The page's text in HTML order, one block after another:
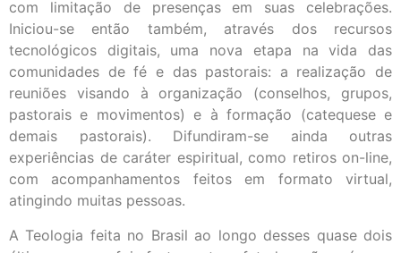
com limitação de presenças em suas celebrações.
Iniciou-se então também, através dos recursos
tecnológicos digitais, uma nova etapa na vida das
comunidades de fé e das pastorais: a realização de
reuniões visando à organização (conselhos, grupos,
pastorais e movimentos) e à formação (catequese e
demais pastorais). Difundiram-se ainda outras
experiências de caráter espiritual, como retiros on-line,
com acompanhamentos feitos em formato virtual,
atingindo muitas pessoas.
A Teologia feita no Brasil ao longo desses quase dois